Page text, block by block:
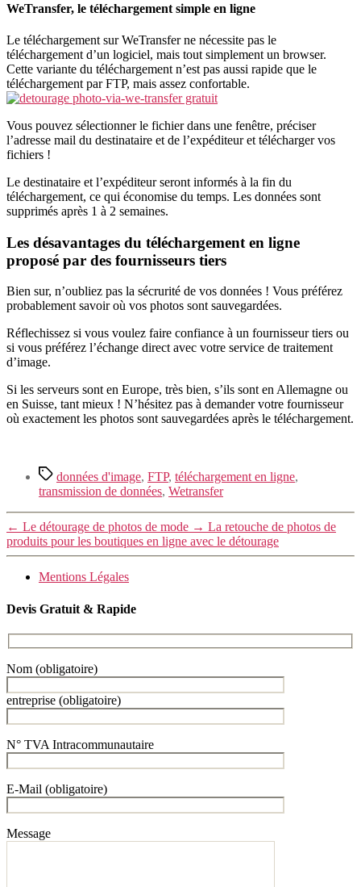
WeTransfer, le téléchargement simple en ligne
Le téléchargement sur WeTransfer ne nécessite pas le
téléchargement d’un logiciel, mais tout simplement un browser.
Cette variante du téléchargement n’est pas aussi rapide que le
téléchargement par FTP, mais assez confortable.
Vous pouvez sélectionner le fichier dans une fenêtre, préciser
l’adresse mail du destinataire et de l’expéditeur et télécharger vos
fichiers !
Le destinataire et l’expéditeur seront informés à la fin du
téléchargement, ce qui économise du temps. Les données sont
supprimés après 1 à 2 semaines.
Les désavantages du téléchargement en ligne
proposé par des fournisseurs tiers
Bien sur, n’oubliez pas la sécrurité de vos données ! Vous préférez
probablement savoir où vos photos sont sauvegardées.
Réflechissez si vous voulez faire confiance à un fournisseur tiers ou
si vous préférez l’échange direct avec votre service de traitement
d’image.
Si les serveurs sont en Europe, très bien, s’ils sont en Allemagne ou
en Suisse, tant mieux ! N’hésitez pas à demander votre fournisseur
où exactement les photos sont sauvegardées après le téléchargement.
Étiquettes
données d'image, FTP, téléchargement en ligne,
transmission de données, Wetransfer
← Le détourage de photos de mode → La retouche de photos de
produits pour les boutiques en ligne avec le détourage
Mentions Légales
Devis Gratuit & Rapide
Nom (obligatoire)
entreprise (obligatoire)
N° TVA Intracommunautaire
E-Mail (obligatoire)
Message